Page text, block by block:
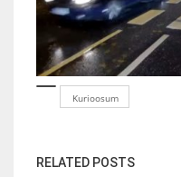
Kurioosum
RELATED POSTS